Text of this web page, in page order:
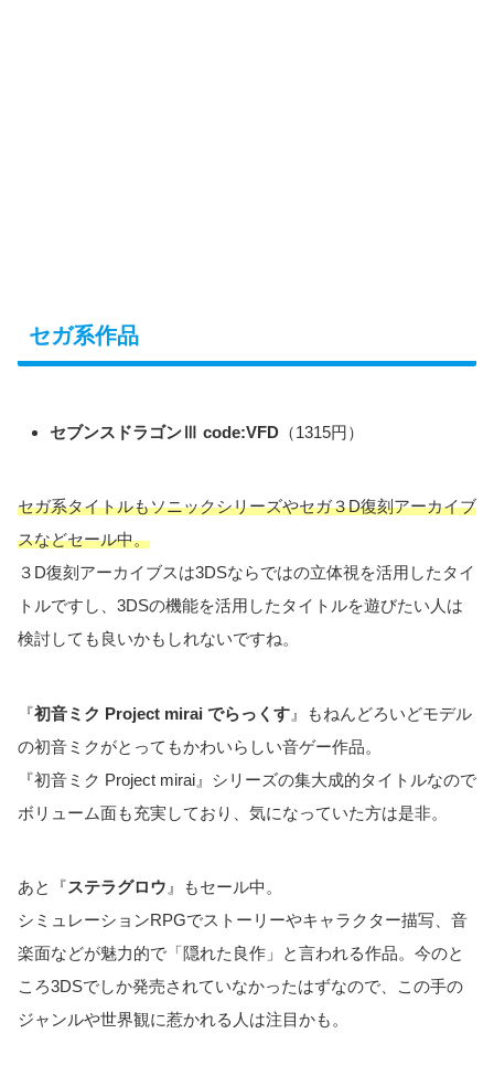
セガ系作品
セブンスドラゴンⅢ code:VFD （1315円）
セガ系タイトルもソニックシリーズやセガ３D復刻アーカイブ
スなどセール中。
３D復刻アーカイブスは3DSならではの立体視を活用したタイ
トルですし、3DSの機能を活用したタイトルを遊びたい人は
検討しても良いかもしれないですね。
『初音ミク Project mirai でらっくす 』もねんどろいどモデル
の初音ミクがとってもかわいらしい音ゲー作品。
『初音ミク Project mirai』シリーズの集大成的タイトルなので
ボリューム面も充実しており、気になっていた方は是非。
あと『ステラグロウ 』もセール中。
シミュレーションRPGでストーリーやキャラクター描写、音
楽面などが魅力的で「隠れた良作」と言われる作品。今のと
ころ3DSでしか発売されていなかったはずなので、この手の
ジャンルや世界観に惹かれる人は注目かも。